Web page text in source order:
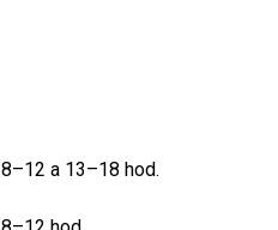
8–12 a 13–18 hod.